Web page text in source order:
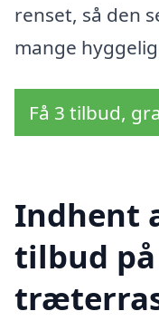
renset, så den
mange
Få 3 tilbud,
Indhent
tilbud